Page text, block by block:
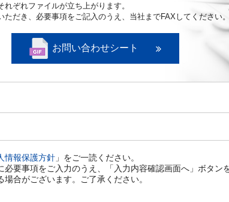
ぞれファイルが立ち上がります。
だき、必要事項をご記入のうえ、当社までFAXしてください。
お問い合わせシート
情報保護方針 」をご一読ください。
要事項をご入力のうえ、「入力内容確認画面へ」ボタン
合がございます。ご了承ください。